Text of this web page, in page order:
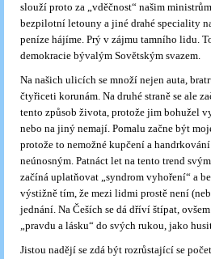
slouží proto za „vděčnost“ našim
bezpilotní letouny a jiné drahé speciality
peníze hájíme. Prý v zájmu tamního lidu.
demokracie bývalým Sovětským svazem.
Na našich ulicích se množí nejen auta,
čtyřiceti korunám. Na druhé straně se ale
tento způsob života, protože jim bohužel
nebo na jiný nemají. Pomalu začne být
protože to nemožné kupčení a
neúnosným. Patnáct let na tento trend
začíná uplatňovat „syndrom vyhoření“ a
výstižně tím, že mezi lidmi prostě není
jednání. Na Češích se dá dříví štípat,
„pravdu a lásku“ do svých rukou, jako
Jistou nadějí se zdá být rozrůstající se